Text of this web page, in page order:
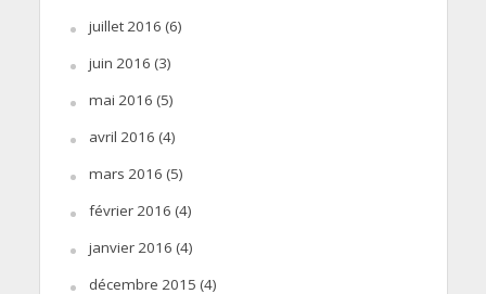
juillet 2016 (6)
juin 2016 (3)
mai 2016 (5)
avril 2016 (4)
mars 2016 (5)
février 2016 (4)
janvier 2016 (4)
décembre 2015 (4)